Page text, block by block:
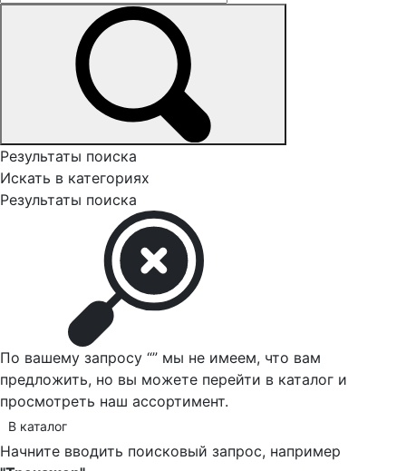
Результаты поиска
Искать в категориях
Результаты поиска
По вашему запросу “” мы не имеем, что вам
предложить, но вы можете перейти в каталог и
просмотреть наш ассортимент.
В каталог
Начните вводить поисковый запрос, например